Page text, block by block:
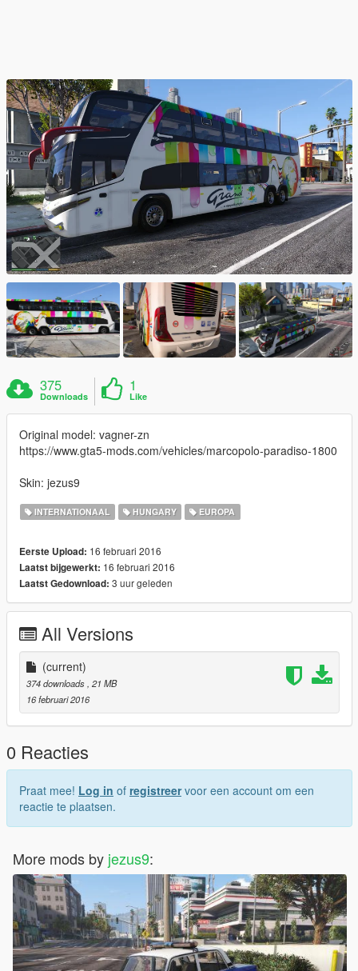
375
Downloads
1
Like
Original model: vagner-zn
https://www.gta5-mods.com/vehicles/marcopolo-paradiso-1800
Skin: jezus9
INTERNATIONAAL HUNGARY EUROPA
Eerste Upload: 16 februari 2016
Laatst bijgewerkt: 16 februari 2016
Laatst Gedownload: 3 uur geleden
All Versions
(current)
374 downloads , 21 MB
16 februari 2016
0 Reacties
Praat mee! Log in of registreervoor een account om een
reactie te plaatsen.
More mods by jezus9: